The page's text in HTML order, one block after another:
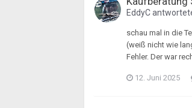
EddyC
schau mal in die
(weiß nicht wie
Fehler. Der war
12. Juni 2025